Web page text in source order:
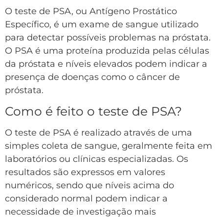
O teste de PSA, ou Antígeno Prostático
Específico, é um exame de sangue utilizado
para detectar possíveis problemas na próstata.
O PSA é uma proteína produzida pelas células
da próstata e níveis elevados podem indicar a
presença de doenças como o câncer de
próstata.
Como é feito o teste de PSA?
O teste de PSA é realizado através de uma
simples coleta de sangue, geralmente feita em
laboratórios ou clínicas especializadas. Os
resultados são expressos em valores
numéricos, sendo que níveis acima do
considerado normal podem indicar a
necessidade de investigação mais